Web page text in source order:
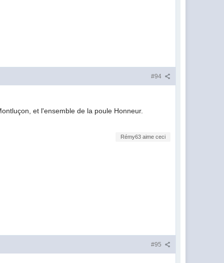
#94
et l'ensemble de la poule Honneur.
Rémy63 aime ceci
#95